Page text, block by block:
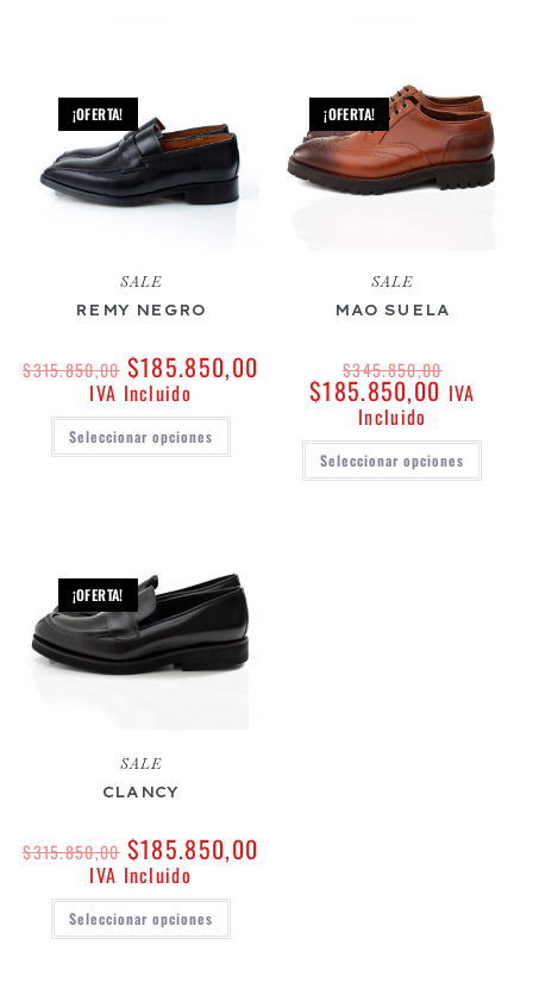
¡OFERTA!
SALE
REMY NEGRO
$315.850,00 $185.850,00
IVA Incluido
Seleccionar opciones
¡OFERTA!
SALE
MAO SUELA
$345.850,00
$185.850,00 IVA
Incluido
Seleccionar opciones
¡OFERTA!
SALE
CLANCY
$315.850,00 $185.850,00
IVA Incluido
Seleccionar opciones